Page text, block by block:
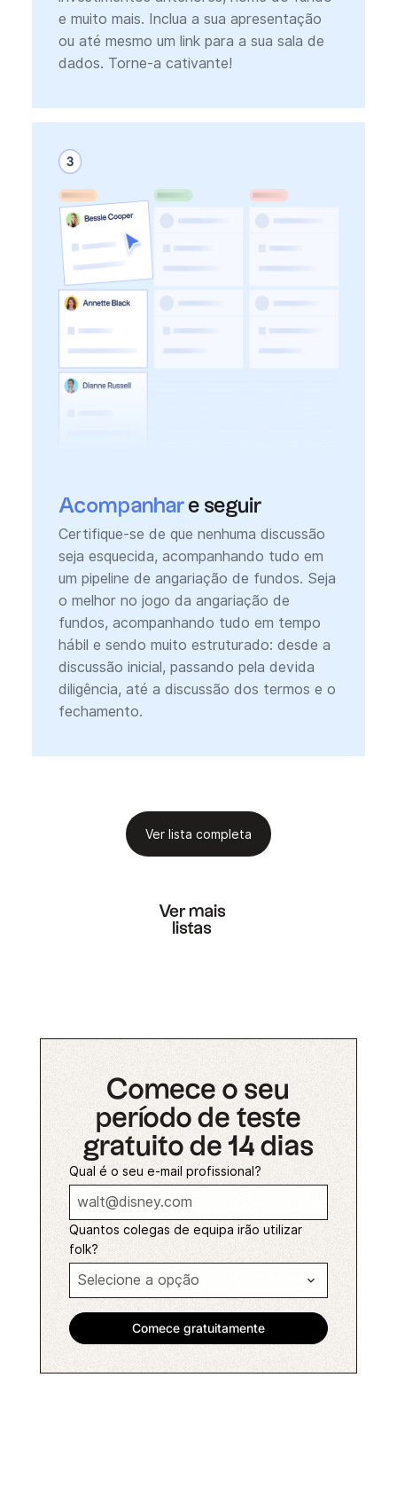
e muito mais. Inclua a sua apresentação
ou até mesmo um link para a sua sala de
dados. Torne-a cativante!
Acompanhare seguir
Certifique-se de que nenhuma discussão
seja esquecida, acompanhando tudo em
um pipeline de angariação de fundos. Seja
o melhor no jogo da angariação de
fundos, acompanhando tudo em tempo
hábil e sendo muito estruturado: desde a
discussão inicial, passando pela devida
diligência, até a discussão dos termos e o
fechamento.
Ver lista completa
Ver mais
listas
Comece o seu
período de teste
gratuito de 14 dias
Qual é o seu e-mail profissional?
Quantos colegas de equipa irão utilizar
folk?